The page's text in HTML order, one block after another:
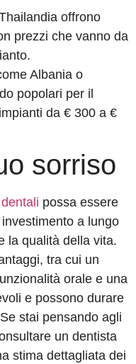
offrono
prezzi che vanno da
Albania o
popolari per il
da € 300 a €
sorriso
possa essere
a lungo
la qualità della vita.
tra cui un
orale e una
e possono durare
stai pensando agli
un dentista
stima dettagliata dei